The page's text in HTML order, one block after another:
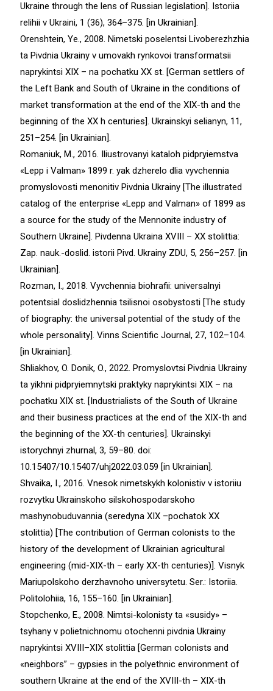
Ukraine through the lens of Russian legislation]. Istoriia
relihii v Ukraini, 1 (36), 364–375. [in Ukrainian].
Orenshtein, Ye., 2008. Nimetski poselentsi Livoberezhzhia
ta Pivdnia Ukrainy v umovakh rynkovoi transformatsii
naprykintsi ХIХ – na pochatku XX st. [German settlers of
the Left Bank and South of Ukraine in the conditions of
market transformation at the end of the ХІХ-th and the
beginning of the ХХ h centuries]. Ukrainskyi selianyn, 11,
251–254. [in Ukrainian].
Romaniuk, M., 2016. Iliustrovanyi kataloh pidpryiemstva
«Lepp i Valman» 1899 r. yak dzherelo dlia vyvchennia
promyslovosti menonitiv Pivdnia Ukrainy [The illustrated
catalog of the enterprise «Lepp and Valman» of 1899 as
a source for the study of the Mennonite industry of
Southern Ukraine]. Pivdenna Ukraina XVIII – XX stolittia:
Zap. nauk.-doslid. istorii Pivd. Ukrainy ZDU, 5, 256–257. [in
Ukrainian].
Rozman, I., 2018. Vyvchennia biohrafii: universalnyi
potentsial doslidzhennia tsilisnoi osobystosti [The study
of biography: the universal potential of the study of the
whole personality]. Vinns Scientific Journal, 27, 102–104.
[in Ukrainian].
Shliakhov, O. Donik, O., 2022. Promyslovtsi Pivdnia Ukrainy
ta yikhni pidpryiemnytski praktyky naprykintsi XIX – na
pochatku XIX st. [Industrialists of the South of Ukraine
and their business practices at the end of the ХІХ-th and
the beginning of the ХХ-th centuries]. Ukrainskyi
istorychnyi zhurnal, 3, 59–80. doi:
10.15407/10.15407/uhj2022.03.059 [in Ukrainian].
Shvaika, I., 2016. Vnesok nimetskykh kolonistiv v istoriiu
rozvytku Ukrainskoho silskohospodarskoho
mashynobuduvannia (seredyna XIX –pochatok XX
stolittia) [The contribution of German colonists to the
history of the development of Ukrainian agricultural
engineering (mid-ХІХ-th – early ХХ-th centuries)]. Visnyk
Mariupolskoho derzhavnoho universytetu. Ser.: Istoriia.
Politolohiia, 16, 155–160. [in Ukrainian].
Stopchenko, E., 2008. Nimtsi-kolonisty ta «susidy» –
tsyhany v polietnichnomu otochenni pivdnia Ukrainy
naprykintsi XVIII–XIX stolittia [German colonists and
«neighbors” – gypsies in the polyethnic environment of
southern Ukraine at the end of the XVІІІ-th – ХІХ-th